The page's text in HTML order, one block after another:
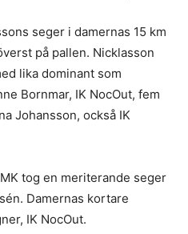
seger i damernas 15 km
på pallen. Nicklasson
lika dominant som
Bornmar, IK NocOut, fem
Johansson, också IK
tog en meriterande seger
Damernas kortare
IK NocOut.